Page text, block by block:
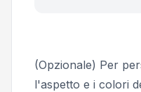
(Opzionale) Per
l'aspetto e i colori